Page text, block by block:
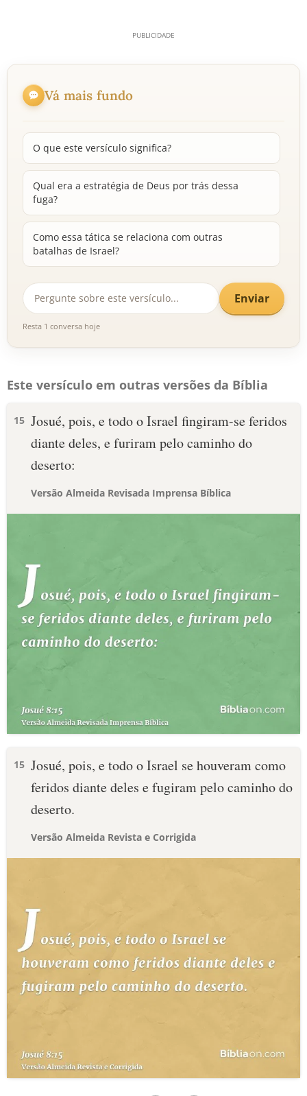
Vá mais fundo
O que este versículo significa?
Qual era a estratégia de Deus por trás dessa
fuga?
Como essa tática se relaciona com outras
batalhas de Israel?
Enviar
Resta 1 conversa hoje
Este versículo em outras versões da Bíblia
15 Josué, pois, e todo o Israel fingiram-se feridos
diante deles, e furiram pelo caminho do
deserto:
Versão Almeida Revisada Imprensa Bíblica
15 Josué, pois, e todo o Israel se houveram como
feridos diante deles e fugiram pelo caminho do
deserto.
Versão Almeida Revista e Corrigida